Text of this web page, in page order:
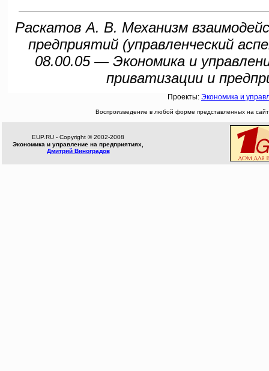
Раскатов А. В. Механизм
предприятий (управленческий
08.00.05 — Экономика и
приватизации и
Проекты: Экономика и
Воспроизведение в любой форме представленных на
EUP.RU - Copyright © 2002-2008
Экономика и управление на предприятиях,
Дмитрий Виноградов